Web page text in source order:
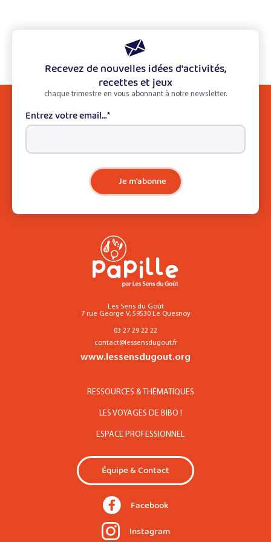
Recevez de nouvelles idées d'activités,
recettes et jeux
chaque trimestre en vous abonnant à notre newsletter.
Entrez votre email...*
Je m'abonne
Les Sens du Goût
7 rue George V, 59530 Le Quesnoy
03 27 29 22 22
contact@lessensdugout.fr
www.lessensdugout.org
RESSOURCES & THÉMATIQUES
LES VOYAGES DE BIBO !
ESPACE PROFESSIONNEL
Équipe & Contact
Facebook
Instagram